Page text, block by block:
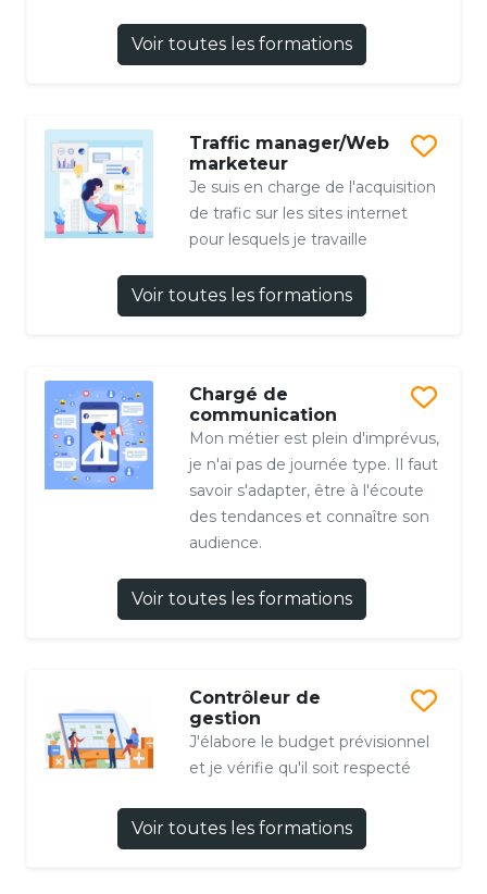
Voir toutes les formations
Traffic manager/Web
marketeur
Je suis en charge de l'acquisition
de trafic sur les sites internet
pour lesquels je travaille
Voir toutes les formations
Chargé de
communication
Mon métier est plein d'imprévus,
je n'ai pas de journée type. Il faut
savoir s'adapter, être à l'écoute
des tendances et connaître son
audience.
Voir toutes les formations
Contrôleur de
gestion
J'élabore le budget prévisionnel
et je vérifie qu'il soit respecté
Voir toutes les formations